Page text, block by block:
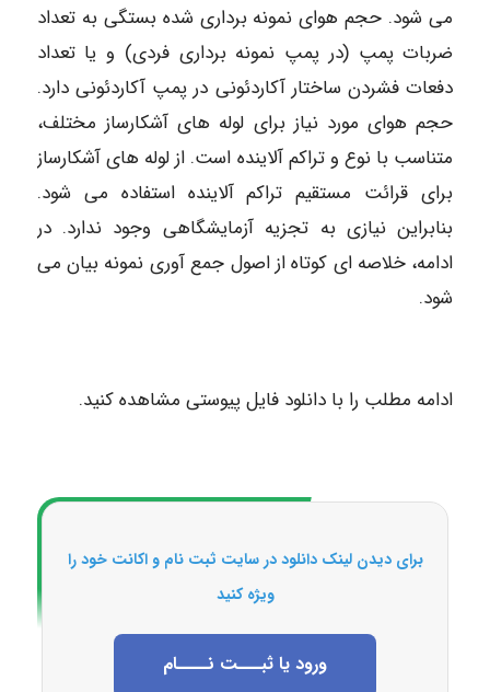
می شود. حجم هوای نمونه برداری شده بستگی به تعداد
ضربات پمپ (در پمپ نمونه برداری فردی) و یا تعداد
دفعات فشردن ساختار آکاردئونی در پمپ آکاردئونی دارد.
حجم هوای مورد نیاز برای لوله های آشکارساز مختلف،
متناسب با نوع و تراکم آلاینده است. از لوله های آشکارساز
برای قرائت مستقیم تراکم آلاینده استفاده می شود.
بنابراین نیازی به تجزیه آزمایشگاهی وجود ندارد. در
ادامه، خلاصه ای کوتاه از اصول جمع آوری نمونه بیان می
شود.
ادامه مطلب را با دانلود فایل پیوستی مشاهده کنید.
برای دیدن لینک دانلود در سایت ثبت نام و اکانت خود را
ویژه کنید
ورود یا ثبـــت نــــام